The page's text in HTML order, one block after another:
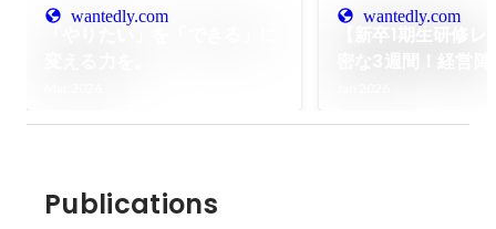
wantedly.com wantedly.com
Publications